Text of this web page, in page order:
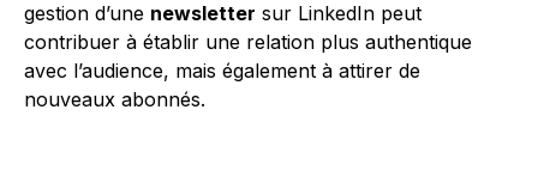
gestion d’une newsletter sur LinkedIn peut
contribuer à établir une relation plus authentique
avec l’audience, mais également à attirer de
nouveaux abonnés.